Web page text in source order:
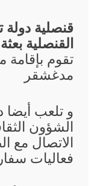
قنصلية
القنصلية
تقوم
مدغشقر
و تلعب أيضا
الشؤون
الاتصال مع
فعاليات